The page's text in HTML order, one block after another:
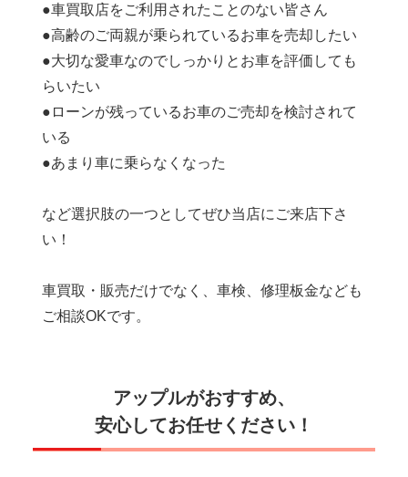
●車買取店をご利用されたことのない皆さん
●高齢のご両親が乗られているお車を売却したい
●大切な愛車なのでしっかりとお車を評価しても
らいたい
●ローンが残っているお車のご売却を検討されて
いる
●あまり車に乗らなくなった
など選択肢の一つとしてぜひ当店にご来店下さ
い！
車買取・販売だけでなく、車検、修理板金なども
ご相談OKです。
アップルがおすすめ、
安心してお任せください！